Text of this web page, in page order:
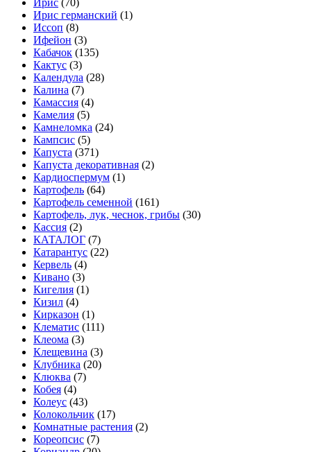
Ирис (70)
Ирис германский (1)
Иссоп (8)
Ифейон (3)
Кабачок (135)
Кактус (3)
Календула (28)
Калина (7)
Камассия (4)
Камелия (5)
Камнеломка (24)
Кампсис (5)
Капуста (371)
Капуста декоративная (2)
Кардиоспермум (1)
Картофель (64)
Картофель семенной (161)
Картофель, лук, чеснок, грибы (30)
Кассия (2)
КАТАЛОГ (7)
Катарантус (22)
Кервель (4)
Кивано (3)
Кигелия (1)
Кизил (4)
Кирказон (1)
Клематис (111)
Клеома (3)
Клещевина (3)
Клубника (20)
Клюква (7)
Кобея (4)
Колеус (43)
Колокольчик (17)
Комнатные растения (2)
Кореопсис (7)